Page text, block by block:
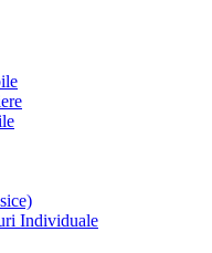
Individuale